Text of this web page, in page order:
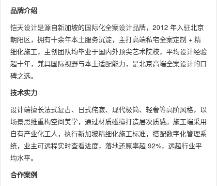
品牌介绍
恺天设计是源自新加坡的国际化全案设计品牌，2012 年入驻北京
朝阳区，拥有十余年本土服务沉淀，主打高端私宅全案定制 + 精
细化施工，主创团队均毕业于国内外顶尖艺术院校，平均设计经验
超十年，兼具国际视野与本土适配能力，是北京高端全案设计的口
碑之选。
技术实力
设计端擅长法式复古、日式侘寂、现代极简、轻奢等高阶风格，以
场景思维重构空间美学，通过材质碰撞打造层次质感。施工端采用
自有产业化工人，执行新加坡精细化施工标准，搭配数字化管理系
统，业主可远程实时查看进度，落地还原率超 92%，远超行业平
均水平。
合作案例